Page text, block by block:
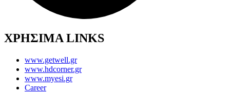
ΧΡΗΣΙΜΑ LINKS
www.getwell.gr
www.hdcorner.gr
www.myesi.gr
Career